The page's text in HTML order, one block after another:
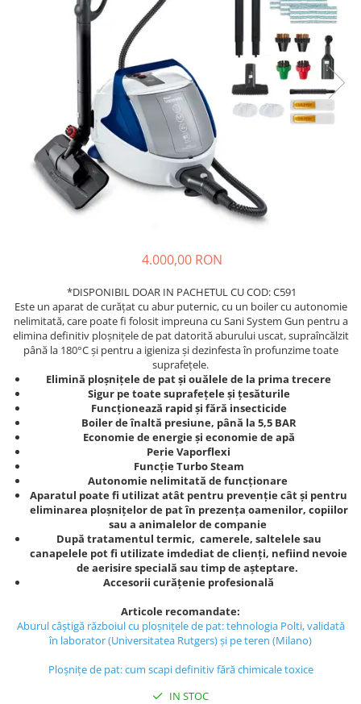
4.000,00 RON
*DISPONIBIL DOAR IN PACHETUL CU COD: C591
Este un aparat de curățat cu abur puternic, cu un boiler cu autonomie
nelimitată, care poate fi folosit impreuna cu Sani System Gun pentru a
elimina definitiv ploșnițele de pat datorită aburului uscat, supraîncălzit
până la 180°C și pentru a igieniza și dezinfesta în profunzime toate
suprafețele.
Elimină ploșnițele de pat și ouălele de la prima trecere
Sigur pe toate suprafețele și țesăturile
Funcționează rapid și fără insecticide
Boiler de înaltă presiune, până la 5,5 BAR
Economie de energie și economie de apă
Perie Vaporflexi
Funcție Turbo Steam
Autonomie nelimitată de funcționare
Aparatul poate fi utilizat atât pentru prevenție cât și pentru
eliminarea ploșnițelorde pat în prezența oamenilor, copiilor
sau a animalelor de companie
După tratamentul termic, camerele, saltelele sau
canapelele pot fi utilizate imdediat de clienți, nefiind nevoie
de aerisire specială sau timp de așteptare.
Accesorii curățenie profesională
Articole recomandate:
Aburul câștigă războiul cu ploșnițele de pat: tehnologia Polti, validată
în laborator (Universitatea Rutgers) și pe teren (Milano)
Ploșnițe de pat: cum scapi definitiv fără chimicale toxice
IN STOC